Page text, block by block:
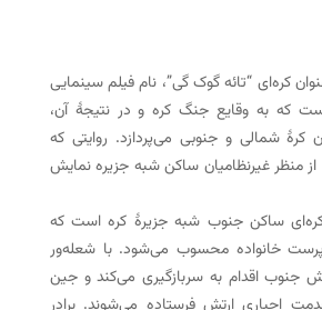
کره‌ای “تائه گوک گی”، نام فیلم سینمایی
که به وقایع جنگ کره و در نتیجهٔ آن،
کرهٔ شمالی و جنوبی می‌پردازد. روایتی که
منظر غیرنظامیان ساکن شبه جزیره نمایش
کره‌ای ساکن جنوب شبه جزیرهٔ کره است که
خانواده محسوب می‌شود. با شعله‌ور
اقدام به سربازگیری می‌کند و جین